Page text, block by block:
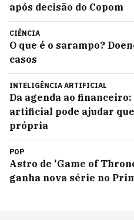
após decisão do Copom
CIÊNCIA
O que é o sarampo?
casos
INTELIGÊNCIA ARTIFICIAL
Da agenda ao
artificial pode ajudar
própria
POP
Astro de 'Game of
ganha nova série no